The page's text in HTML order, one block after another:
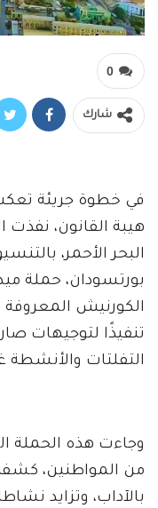
0
شارك
في خطوة جريئة
هيبة القانون، نفذت
البحر الأحمر،
بورتسودان، حملة
الكورنيش
تنفيذًا لتوجيهات
التفلتات والأنشطة
وجاءت هذه الحملة
من المواطنين،
بالآداب، وتزايد